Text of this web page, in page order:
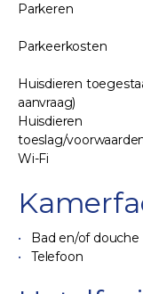
Parkeren
Parkeerkosten
Huisdieren
aanvraag)
Huisdieren
toeslag/
Wi-Fi
Bad en/of douche
Telefoon